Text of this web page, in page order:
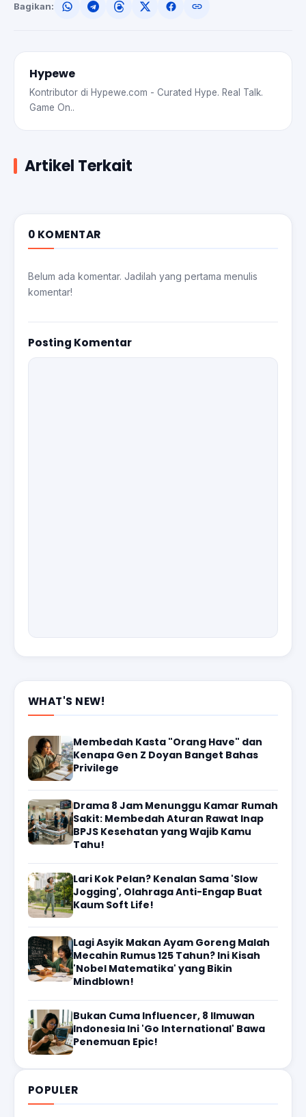
Bagikan:
Hypewe
Kontributor di Hypewe.com - Curated Hype. Real Talk.
Game On..
Artikel Terkait
0 KOMENTAR
Belum ada komentar. Jadilah yang pertama menulis
komentar!
Posting Komentar
WHAT'S NEW!
Membedah Kasta "Orang Have" dan
Kenapa Gen Z Doyan Banget Bahas
Privilege
Drama 8 Jam Menunggu Kamar Rumah
Sakit: Membedah Aturan Rawat Inap
BPJS Kesehatan yang Wajib Kamu
Tahu!
Lari Kok Pelan? Kenalan Sama 'Slow
Jogging', Olahraga Anti-Engap Buat
Kaum Soft Life!
Lagi Asyik Makan Ayam Goreng Malah
Mecahin Rumus 125 Tahun? Ini Kisah
'Nobel Matematika' yang Bikin
Mindblown!
Bukan Cuma Influencer, 8 Ilmuwan
Indonesia Ini 'Go International' Bawa
Penemuan Epic!
POPULER